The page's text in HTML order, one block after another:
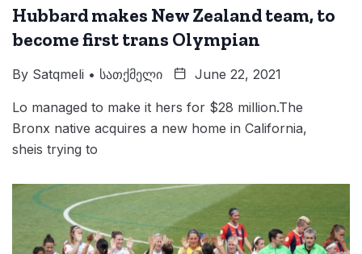
Hubbard makes New Zealand team, to
become first trans Olympian
By Satqmeli • Სათქმელი June 22, 2021
Lo managed to make it hers for $28 million.The
Bronx native acquires a new home in California,
sheis trying to